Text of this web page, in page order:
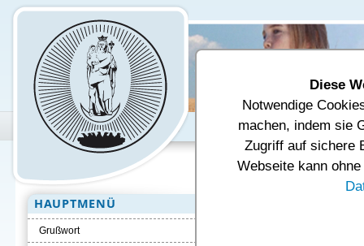
Diese
Notwendige
machen, indem sie
Zugriff auf sichere
Webseite kann
Unsere Gemeinde
Aktuelle Seite:
HAUPTMENÜ
Grußwort